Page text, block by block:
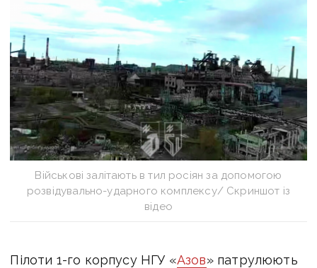
Військові залітають в тил росіян за допомогою
розвідувально-ударного комплексу/ Скриншот із
відео
Пілоти 1-го корпусу НГУ «Азов» патрулюють